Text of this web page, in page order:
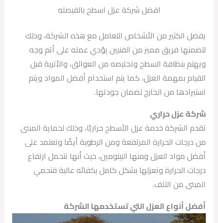
افضل شركة عزل اسطح بالفيصله
يفضل الكثير من الأشخاص التعامل مع هذه الشركة، وذلك
لتضمنها فريق مميز من الفنيين يؤدي عمله على أتم وجه
ويهتم بنظافة السطح وتخليصه من العوالق، والأتربة قبل
القيام بمهمة العزل، كما يتم استخدام أفضل المواد ويتم
استيرادها من الخارج لضمان جودتها.
شركة عزل حراري
تقدم الشركة خدمة عزل الأسطح حراريًا، وذلك لحماية المبنى
من درجات الحرارة المرتفعة ومن الرطوبة أيضًا وتعتمد على
أفضل مواد العزل ومنها البيتومين، حيث أنها تتحمل ارتفاع
درجات الحرارة وتعزلها بشكل كامل بكفائه عالية فتحمي
المبنى من التلف.
أفضل أنواع العزل التي تستخدمها الشركة